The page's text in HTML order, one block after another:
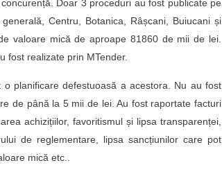
Doar 3 proceduri au fost publicate pe
Centru, Botanica, Râșcani, Buiucani și
valoare mică de aproape 81860 de mii de lei.
fost realizate prin MTender.
o planificare defestuoasă a acestora. Nu au fost
de până la 5 mii de lei. Au fost raportate facturi
achizițiilor, favoritismul și lipsa transparenței,
de reglementare, lipsa sancțiunilor care pot
mică etc..